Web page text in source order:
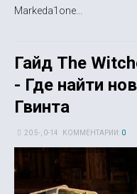
Markeda1one...
Гайд The
- Где найти
Гвинта
20 5-, 0-14 КОММЕНТАРИИ: 0